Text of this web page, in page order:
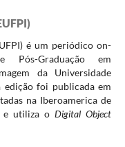
é um periódico on-
Graduação em
da Universidade
edição foi publicada em
na Iberoamerica de
utiliza oDigital Object